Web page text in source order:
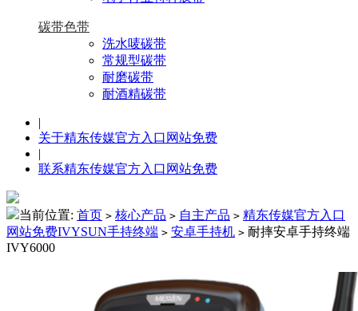
碳带色带
洗水唛碳带
常规型碳带
耐磨碳带
耐酒精碳带
|
关于精东传媒官方入口网站免费
|
联系精东传媒官方入口网站免费
当前位置: 首页 > 核心产品 > 自主产品 > 精东传媒官方入口
网站免费IVYSUN手持终端 > 安卓手持机 > 耐摔安卓手持终端
IVY6000